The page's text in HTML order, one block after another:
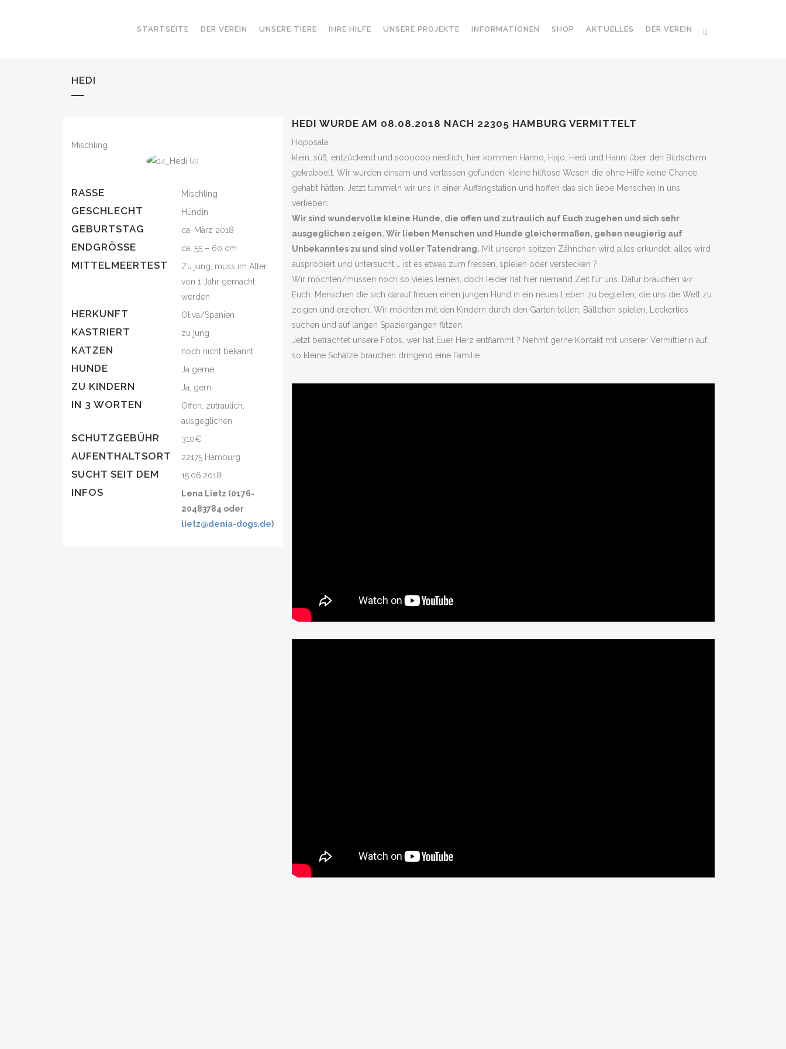
STARTSEITE DER VEREIN UNSERE TIERE IHRE HILFE UNSERE PROJEKTE INFORMATIONEN SHOP AKTUELLES DER VEREIN
HEDI
Mischling
RASSE Mischling
GESCHLECHT Hündin
GEBURTSTAG ca. März 2018
ENDGRÖSSE ca. 55 – 60 cm
MITTELMEERTEST
Zu jung, muss im Alter
von 1 Jahr gemacht
werden
HERKUNFT Oliva/Spanien
KASTRIERT zu jung
KATZEN noch nicht bekannt
HUNDE Ja gerne
ZU KINDERN Ja, gern
IN 3 WORTEN
Offen, zutraulich,
ausgeglichen
SCHUTZGEBÜHR 310€
AUFENTHALTSORT 22175 Hamburg
SUCHT SEIT DEM 15.06.2018
INFOS
Lena Lietz (0176-
20483784 oder
lietz@denia-dogs.de)
HEDI WURDE AM 08.08.2018 NACH 22305 HAMBURG VERMITTELT
Hoppsala,
klein, süß, entzückend und soooooo niedlich, hier kommen Hanno, Hajo, Hedi und Hanni über den Bildschirm
gekrabbelt. Wir wurden einsam und verlassen gefunden, kleine hilflose Wesen die ohne Hilfe keine Chance
gehabt hätten. Jetzt tummeln wir uns in einer Auffangstation und hoffen das sich liebe Menschen in uns
verlieben.
Wir sind wundervolle kleine Hunde, die offen und zutraulich auf Euch zugehen und sich sehr
ausgeglichen zeigen. Wir lieben Menschen und Hunde gleichermaßen, gehen neugierig auf
Unbekanntes zu und sind voller Tatendrang. Mit unseren spitzen Zähnchen wird alles erkundet, alles wird
ausprobiert und untersucht … ist es etwas zum fressen, spielen oder verstecken ?
Wir möchten/müssen noch so vieles lernen, doch leider hat hier niemand Zeit für uns. Dafür brauchen wir
Euch. Menschen die sich darauf freuen einen jungen Hund in ein neues Leben zu begleiten, die uns die Welt zu
zeigen und erziehen. Wir möchten mit den Kindern durch den Garten tollen, Bällchen spielen, Leckerlies
suchen und auf langen Spaziergängen flitzen.
Jetzt betrachtet unsere Fotos, wer hat Euer Herz entflammt ? Nehmt gerne Kontakt mit unserer Vermittlerin auf,
so kleine Schätze brauchen dringend eine Familie.